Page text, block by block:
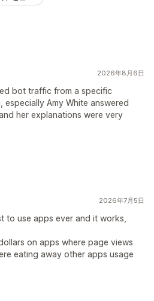
2026年8月6日
bot traffic from a specific
Amy White answered
her explanations were very
2026年7月5日
to use apps ever and it works,
on apps where page views
eating away other apps usage